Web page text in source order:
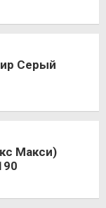
Серый
Макси)